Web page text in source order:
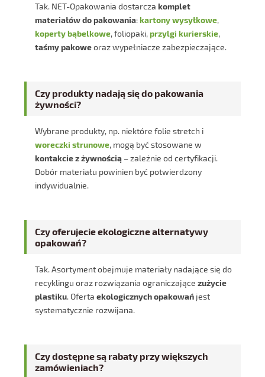
Tak. NET-Opakowania dostarcza komplet
materiałów do pakowania:kartony wysyłkowe,
koperty bąbelkowe, foliopaki,przylgi kurierskie,
taśmy pakoweoraz wypełniacze zabezpieczające.
Czy produkty nadają się do pakowania
żywności?
Wybrane produkty, np. niektóre folie stretch i
woreczki strunowe, mogą być stosowane w
kontakcie z żywnością – zależnie od certyfikacji.
Dobór materiału powinien być potwierdzony
indywidualnie.
Czy oferujecie ekologiczne alternatywy
opakowań?
Tak. Asortyment obejmuje materiały nadające się do
recyklingu oraz rozwiązania ograniczające zużycie
plastiku. Oferta ekologicznych opakowań jest
systematycznie rozwijana.
Czy dostępne są rabaty przy większych
zamówieniach?